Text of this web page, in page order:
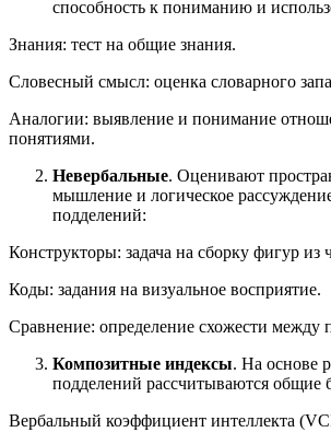
способность к пониманию и
Знания: тест на общие знания.
Словесный смысл: оценка словарного
Аналогии: выявление и понимание
понятиями.
Невербальные. Оценивают
мышление и логическое
подделений:
Конструкторы: задача на сборку фигур из
Коды: задания на визуальное восприятие.
Сравнение: определение схожести между
Композитные индексы. На основе
подделений рассчитываются общие
Вербальный коэффициент интеллекта